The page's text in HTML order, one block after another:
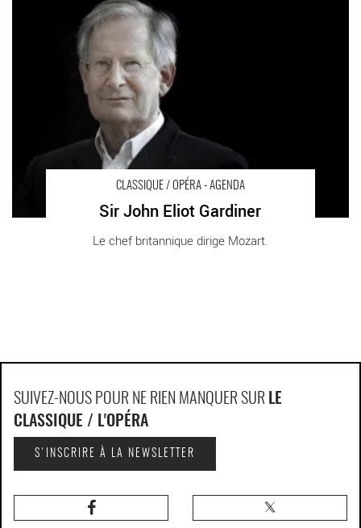
CLASSIQUE / OPÉRA - AGENDA
Sir John Eliot Gardiner
Le chef britannique dirige Mozart.
Philharmonie de Paris
SUIVEZ-NOUS POUR NE RIEN MANQUER SUR LE
CLASSIQUE / L'OPÉRA
S'INSCRIRE À LA NEWSLETTER